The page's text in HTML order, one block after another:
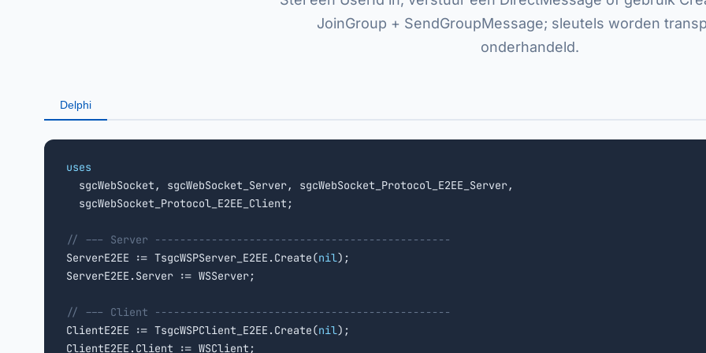
JoinGroup + SendGroupMessage; sleutels worden
onderhandeld.
Delphi
uses
sgcWebSocket, sgcWebSocket_Server, sgcWebSocket_Protocol_E2EE_Server,
  sgcWebSocket_Protocol_E2EE_Client;
// --- Server -----------------------------------------------
ServerE2EE := TsgcWSPServer_E2EE.Create(nil);
ServerE2EE.Server := WSServer;
// --- Client -----------------------------------------------
ClientE2EE := TsgcWSPClient_E2EE.Create(nil);
ClientE2EE.Client := WSClient;